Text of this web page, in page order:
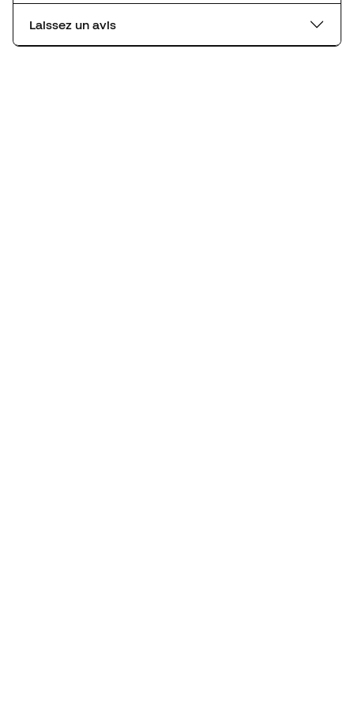
Laissez un avis